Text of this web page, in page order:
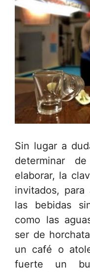
Sin lugar a
determinar
elaborar, la
invitados,
las bebidas
como las
ser de
un café o
fuerte un